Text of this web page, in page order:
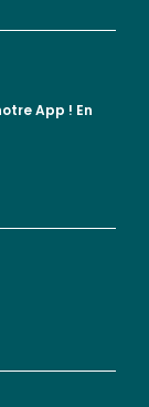
App ! En